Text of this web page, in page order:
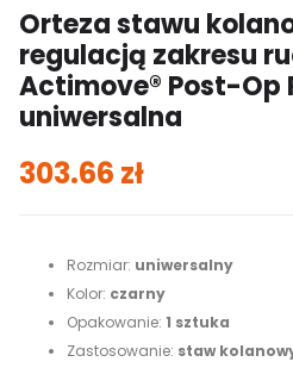
Orteza stawu
regulacją zakresu
Actimove® Post-Op
uniwersalna
303.66 zł
Rozmiar: uniwersalny
Kolor: czarny
Opakowanie:1 sztuka
Zastosowanie: staw